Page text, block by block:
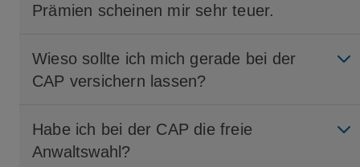
Prämien scheinen mir sehr teuer.
Wieso sollte ich mich gerade bei der
CAP versichern lassen?
Habe ich bei der CAP die freie
Anwaltswahl?